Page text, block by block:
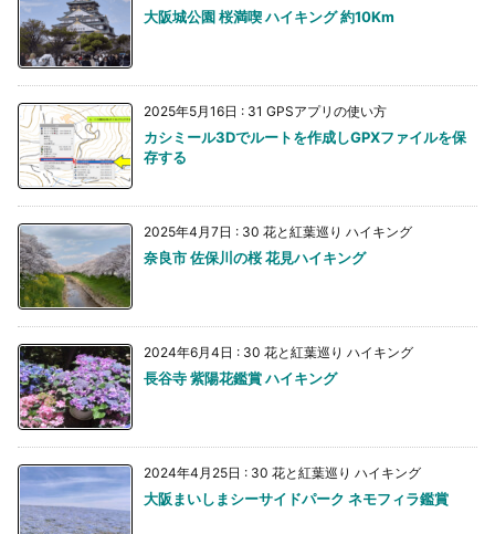
大阪城公園 桜満喫 ハイキング 約10Km
2025年5月16日 : 31 GPSアプリの使い方
カシミール3Dでルートを作成しGPXファイルを保
存する
2025年4月7日 : 30 花と紅葉巡り ハイキング
奈良市 佐保川の桜 花見ハイキング
2024年6月4日 : 30 花と紅葉巡り ハイキング
長谷寺 紫陽花鑑賞 ハイキング
2024年4月25日 : 30 花と紅葉巡り ハイキング
大阪まいしまシーサイドパーク ネモフィラ鑑賞